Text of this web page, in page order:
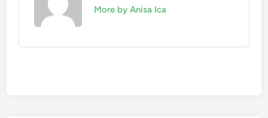
More by Anisa Ica